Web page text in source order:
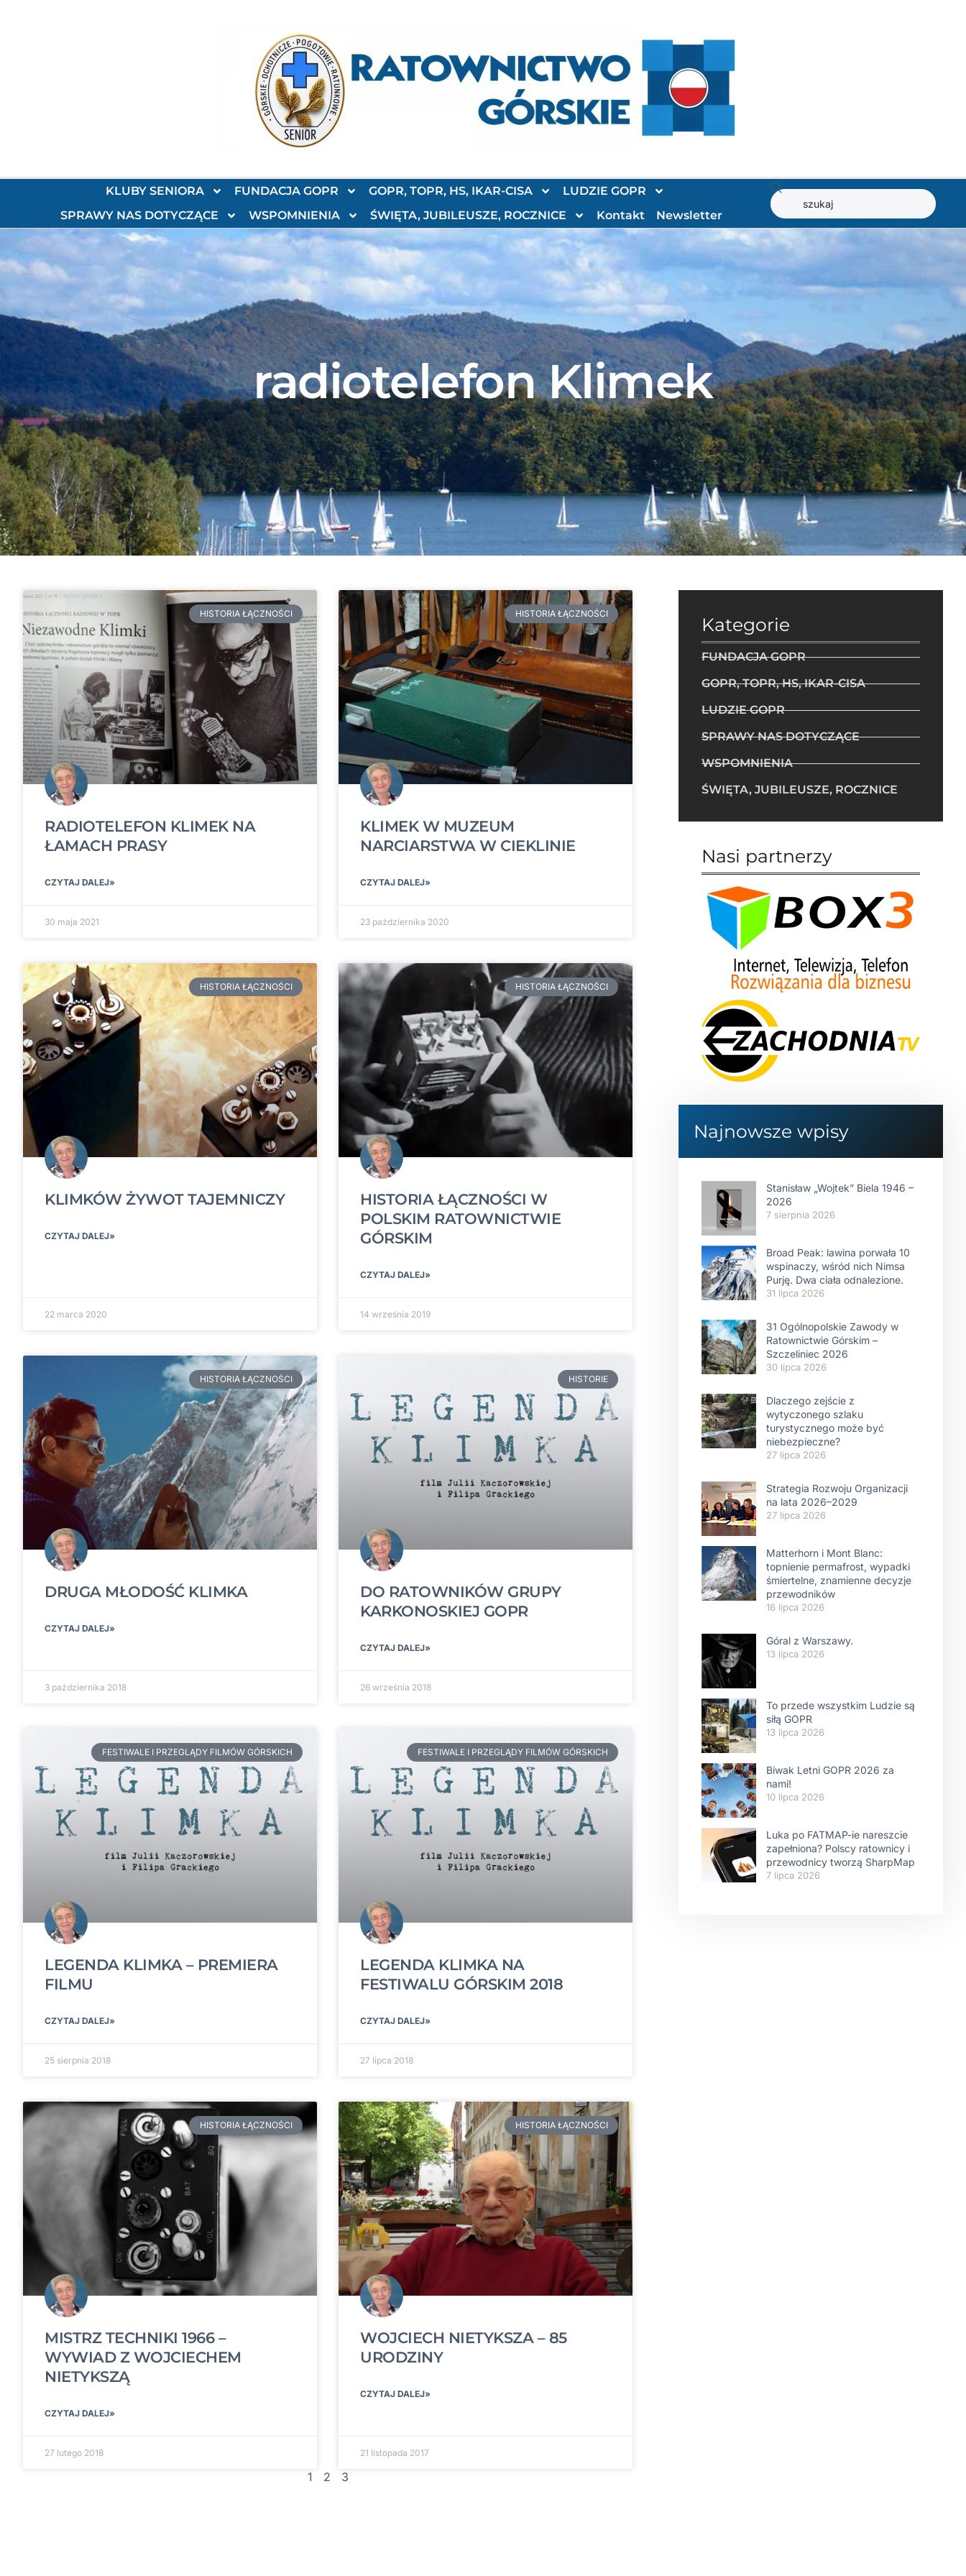
KLUBY SENIORA FUNDACJA GOPR GOPR, TOPR, HS, IKAR-CISA
LUDZIE GOPR
SPRAWY NAS DOTYCZĄCE
WSPOMNIENIA ŚWIĘTA, JUBILEUSZE, ROCZNICE Kontakt Newsletter
radiotelefon Klimek
HISTORIA ŁĄCZNOŚCI
RADIOTELEFON KLIMEK NA
ŁAMACH PRASY
CZYTAJ DALEJ»
30 maja 2021
HISTORIA ŁĄCZNOŚCI
KLIMEK W MUZEUM
NARCIARSTWA W CIEKLINIE
CZYTAJ DALEJ»
23 października 2020
HISTORIA ŁĄCZNOŚCI
KLIMKÓW ŻYWOT TAJEMNICZY
CZYTAJ DALEJ»
22 marca 2020
HISTORIA ŁĄCZNOŚCI
HISTORIA ŁĄCZNOŚCI W
POLSKIM RATOWNICTWIE
GÓRSKIM
CZYTAJ DALEJ»
14 września 2019
HISTORIA ŁĄCZNOŚCI
DRUGA MŁODOŚĆ KLIMKA
CZYTAJ DALEJ»
3 października 2018
HISTORIE
DO RATOWNIKÓW GRUPY
KARKONOSKIEJ GOPR
CZYTAJ DALEJ»
26 września 2018
FESTIWALE I PRZEGLĄDY FILMÓW GÓRSKICH
LEGENDA KLIMKA – PREMIERA
FILMU
CZYTAJ DALEJ»
25 sierpnia 2018
FESTIWALE I PRZEGLĄDY FILMÓW GÓRSKICH
LEGENDA KLIMKA NA
FESTIWALU GÓRSKIM 2018
CZYTAJ DALEJ»
27 lipca 2018
HISTORIA ŁĄCZNOŚCI
MISTRZ TECHNIKI 1966 –
WYWIAD Z WOJCIECHEM
NIETYKSZĄ
CZYTAJ DALEJ»
27 lutego 2018
HISTORIA ŁĄCZNOŚCI
WOJCIECH NIETYKSZA – 85
URODZINY
CZYTAJ DALEJ»
21 listopada 2017
1 2 3
Kategorie
FUNDACJA GOPR
GOPR, TOPR, HS, IKAR-CISA
LUDZIE GOPR
SPRAWY NAS DOTYCZĄCE
WSPOMNIENIA
ŚWIĘTA, JUBILEUSZE, ROCZNICE
Nasi partnerzy
Najnowsze wpisy
Stanisław „Wojtek” Biela 1946 –
2026
7 sierpnia 2026
Broad Peak: lawina porwała 10
wspinaczy, wśród nich Nimsa
Purję. Dwa ciała odnalezione.
31 lipca 2026
31 Ogólnopolskie Zawody w
Ratownictwie Górskim –
Szczeliniec 2026
30 lipca 2026
Dlaczego zejście z
wytyczonego szlaku
turystycznego może być
niebezpieczne?
27 lipca 2026
Strategia Rozwoju Organizacji
na lata 2026–2029
27 lipca 2026
Matterhorn i Mont Blanc:
topnienie permafrost, wypadki
śmiertelne, znamienne decyzje
przewodników
16 lipca 2026
Góral z Warszawy.
13 lipca 2026
To przede wszystkim Ludzie są
siłą GOPR
13 lipca 2026
Biwak Letni GOPR 2026 za
nami!
10 lipca 2026
Luka po FATMAP-ie nareszcie
zapełniona? Polscy ratownicy i
przewodnicy tworzą SharpMap
7 lipca 2026